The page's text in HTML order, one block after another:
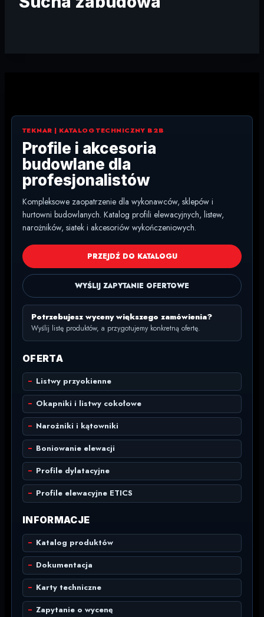
TEKNAR | KATALOG TECHNICZNY B2B
Profile i akcesoria
budowlane dla
profesjonalistów
Kompleksowe zaopatrzenie dla wykonawców, sklepów i
hurtowni budowlanych. Katalog profili elewacyjnych, listew,
narożników, siatek i akcesoriów wykończeniowych.
PRZEJDŹ DO KATALOGU
WYŚLIJ ZAPYTANIE OFERTOWE
Potrzebujesz wyceny większego zamówienia?
Wyślij listę produktów, a przygotujemy konkretną ofertę.
OFERTA
Listwy przyokienne
Okapniki i listwy cokołowe
Narożniki i kątowniki
Boniowanie elewacji
Profile dylatacyjne
Profile elewacyjne ETICS
INFORMACJE
Katalog produktów
Dokumentacja
Karty techniczne
Zapytanie o wycenę